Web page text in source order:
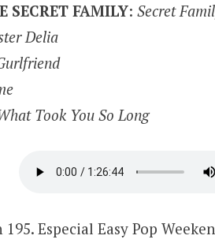
SECRET FAMILY: Secret
Delia
Took You So Long
Especial Easy Pop